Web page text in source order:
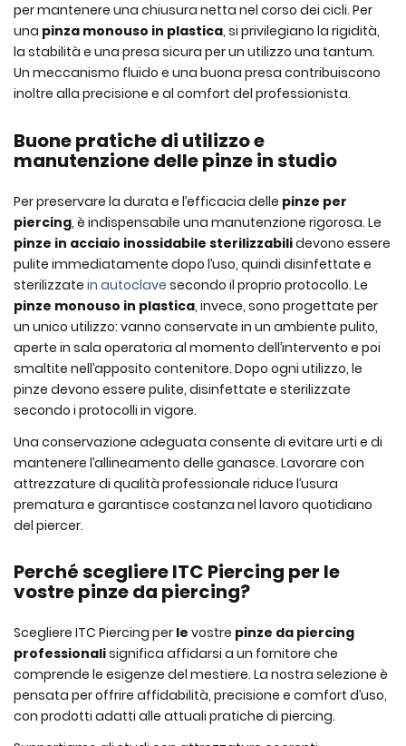
per mantenere una chiusura netta nel corso dei cicli. Per
una pinza monouso in plastica, si privilegiano la rigidità,
la stabilità e una presa sicura per un utilizzo una tantum.
Un meccanismo fluido e una buona presa contribuiscono
inoltre alla precisione e al comfort del professionista.
Buone pratiche di utilizzo e
manutenzione delle pinze in studio
Per preservare la durata e l’efficacia delle pinze per
piercing, è indispensabile una manutenzione rigorosa. Le
pinze in acciaio inossidabile sterilizzabilidevono essere
pulite immediatamente dopo l’uso, quindi disinfettate e
sterilizzate in autoclave secondo il proprio protocollo. Le
pinze monouso in plastica, invece, sono progettate per
un unico utilizzo: vanno conservate in un ambiente pulito,
aperte in sala operatoria al momento dell’intervento e poi
smaltite nell’apposito contenitore. Dopo ogni utilizzo, le
pinze devono essere pulite, disinfettate e sterilizzate
secondo i protocolli in vigore.
Una conservazione adeguata consente di evitare urti e di
mantenere l’allineamento delle ganasce. Lavorare con
attrezzature di qualità professionale riduce l’usura
prematura e garantisce costanza nel lavoro quotidiano
del piercer.
Perché scegliere ITC Piercing per le
vostre pinze da piercing?
Scegliere ITC Piercing per le vostre pinze da piercing
professionalisignifica affidarsi a un fornitore che
comprende le esigenze del mestiere. La nostra selezione è
pensata per offrire affidabilità, precisione e comfort d’uso,
con prodotti adatti alle attuali pratiche di piercing.